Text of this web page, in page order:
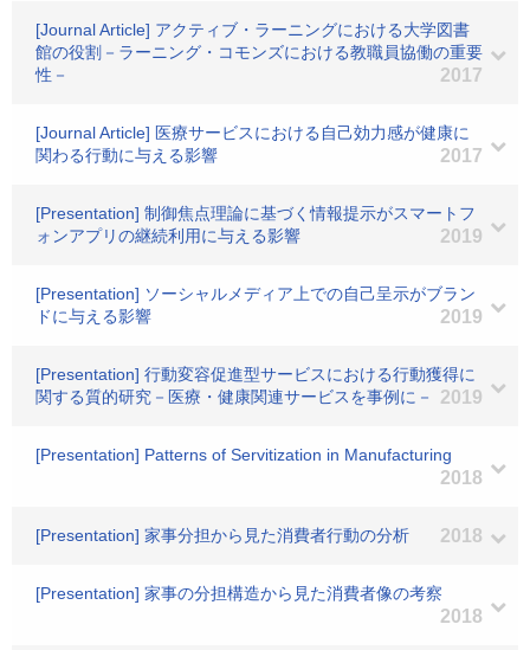
[Journal Article] アクティブ・ラーニングにおける大学図書
館の役割－ラーニング・コモンズにおける教職員協働の重要
性－
2017
[Journal Article] 医療サービスにおける自己効力感が健康に
関わる行動に与える影響
2017
[Presentation] 制御焦点理論に基づく情報提示がスマートフ
ォンアプリの継続利用に与える影響
2019
[Presentation] ソーシャルメディア上での自己呈示がブラン
ドに与える影響
2019
[Presentation] 行動変容促進型サービスにおける行動獲得に
関する質的研究－医療・健康関連サービスを事例に－
2019
[Presentation] Patterns of Servitization in Manufacturing
2018
[Presentation] 家事分担から見た消費者行動の分析 2018
[Presentation] 家事の分担構造から見た消費者像の考察
2018